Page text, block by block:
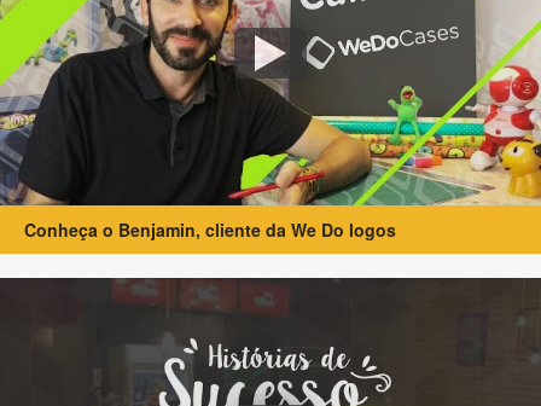
Conheça o Benjamin, cliente da We Do logos